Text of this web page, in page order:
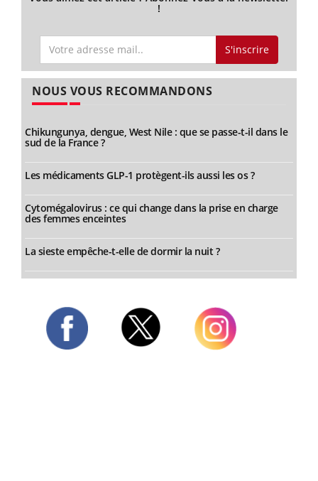
!
S'inscrire
NOUS VOUS RECOMMANDONS
Chikungunya, dengue, West Nile : que se passe-t-il dans le
sud de la France ?
Les médicaments GLP-1 protègent-ils aussi les os ?
Cytomégalovirus : ce qui change dans la prise en charge
des femmes enceintes
La sieste empêche-t-elle de dormir la nuit ?